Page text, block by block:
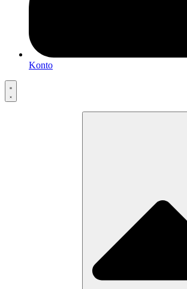
Konto